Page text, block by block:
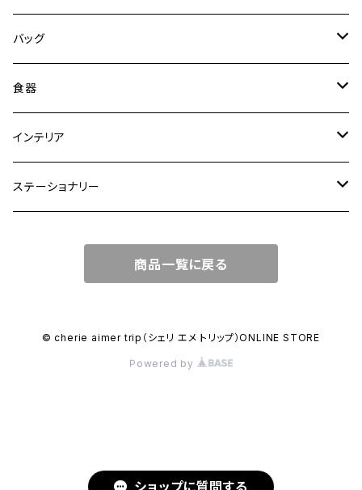
ショップに質問する
バッグ
トートバッグ
ショルダーバッグ
ワンハンドルバッグ
リュック
食器
大皿
中皿
カップ
インテリア
花瓶・フラワーベース
ステーショナリー
マガジンカバー
商品一覧に戻る
© cherie aimer trip（シェリ エメ トリップ）ONLINE STORE
Powered by